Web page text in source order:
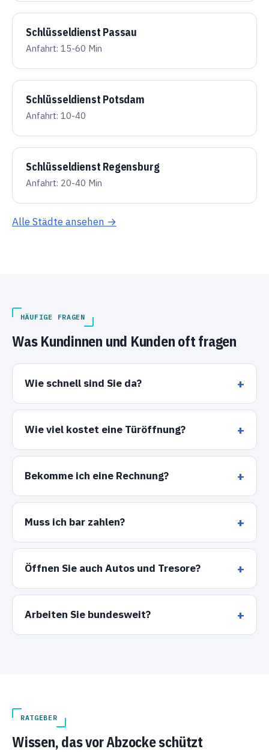
Schlüsseldienst Passau
Anfahrt: 15-60 Min
Schlüsseldienst Potsdam
Anfahrt: 10-40
Schlüsseldienst Regensburg
Anfahrt: 20-40 Min
Alle Städte ansehen →
HÄUFIGE FRAGEN
Was Kundinnen und Kunden oft fragen
Wie schnell sind Sie da?
Wie viel kostet eine Türöffnung?
Bekomme ich eine Rechnung?
Muss ich bar zahlen?
Öffnen Sie auch Autos und Tresore?
Arbeiten Sie bundesweit?
RATGEBER
Wissen, das vor Abzocke schützt